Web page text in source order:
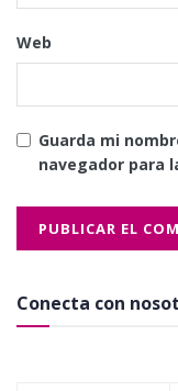
Web
Guarda mi
navegador para
Conecta con